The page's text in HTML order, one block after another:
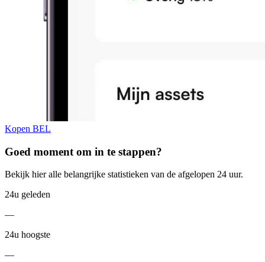
Kopen BEL
Goed moment om in te stappen?
Bekijk hier alle belangrijke statistieken van de afgelopen 24 uur.
24u geleden
—
24u hoogste
—